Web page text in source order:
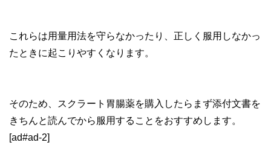
これらは用量用法を守らなかったり、正しく服用しなかっ
たときに起こりやすくなります。
そのため、スクラート胃腸薬を購入したらまず添付文書を
きちんと読んでから服用することをおすすめします。
[ad#ad-2]